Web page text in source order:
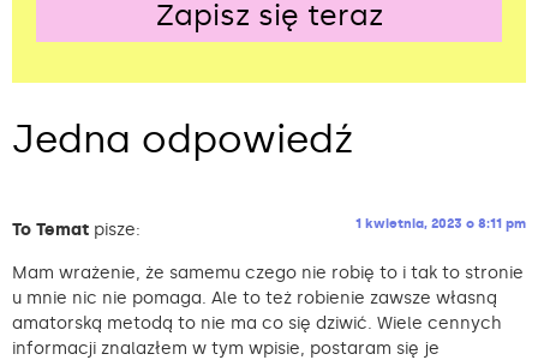
Zapisz się teraz
Jedna odpowiedź
To Temat pisze: 1 kwietnia, 2023 o 8:11 pm
Mam wrażenie, że samemu czego nie robię to i tak to stronie
u mnie nic nie pomaga. Ale to też robienie zawsze własną
amatorską metodą to nie ma co się dziwić. Wiele cennych
informacji znalazłem w tym wpisie, postaram się je